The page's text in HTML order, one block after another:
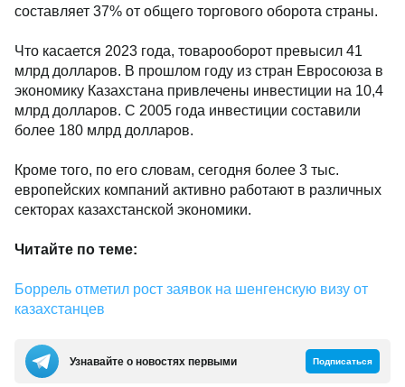
составляет 37% от общего торгового оборота страны.
Что касается 2023 года, товарооборот превысил 41
млрд долларов. В прошлом году из стран Евросоюза в
экономику Казахстана привлечены инвестиции на 10,4
млрд долларов. С 2005 года инвестиции составили
более 180 млрд долларов.
Кроме того, по его словам, сегодня более 3 тыс.
европейских компаний активно работают в различных
секторах казахстанской экономики.
Читайте по теме:
Боррель отметил рост заявок на шенгенскую визу от
казахстанцев
Узнавайте о новостях первыми Подписаться